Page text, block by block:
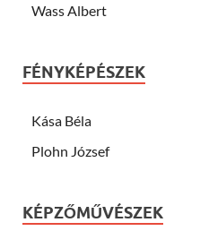
Wass Albert
FÉNYKÉPÉSZEK
Kása Béla
Plohn József
KÉPZŐMŰVÉSZEK